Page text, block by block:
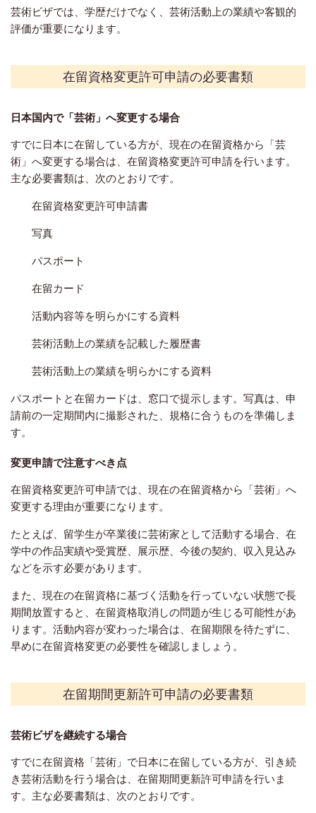
芸術ビザでは、学歴だけでなく、芸術活動上の業績や客観的
評価が重要になります。
在留資格変更許可申請の必要書類
日本国内で「芸術」へ変更する場合
すでに日本に在留している方が、現在の在留資格から「芸
術」へ変更する場合は、在留資格変更許可申請を行います。
主な必要書類は、次のとおりです。
在留資格変更許可申請書
写真
パスポート
在留カード
活動内容等を明らかにする資料
芸術活動上の業績を記載した履歴書
芸術活動上の業績を明らかにする資料
パスポートと在留カードは、窓口で提示します。写真は、申
請前の一定期間内に撮影された、規格に合うものを準備しま
す。
変更申請で注意すべき点
在留資格変更許可申請では、現在の在留資格から「芸術」へ
変更する理由が重要になります。
たとえば、留学生が卒業後に芸術家として活動する場合、在
学中の作品実績や受賞歴、展示歴、今後の契約、収入見込み
などを示す必要があります。
また、現在の在留資格に基づく活動を行っていない状態で長
期間放置すると、在留資格取消しの問題が生じる可能性があ
ります。活動内容が変わった場合は、在留期限を待たずに、
早めに在留資格変更の必要性を確認しましょう。
在留期間更新許可申請の必要書類
芸術ビザを継続する場合
すでに在留資格「芸術」で日本に在留している方が、引き続
き芸術活動を行う場合は、在留期間更新許可申請を行いま
す。主な必要書類は、次のとおりです。